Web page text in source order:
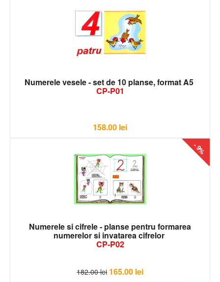
Numerele vesele - set de 10 planse, format A5
CP-P01
158.00 lei
- 9%
Numerele si cifrele - planse pentru formarea
numerelor si invatarea cifrelor
CP-P02
182.00 lei 165.00 lei